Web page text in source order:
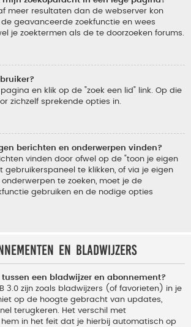
meer resultaten dan de webserver kon
geavanceerde zoekfunctie en wees
je zoektermen als de te doorzoeken forums.
en klik op de "zoek een lid" link. Op die
zichzelf sprekende opties in.
berichten en onderwerpen vinden?
vinden door ofwel op de "toon je eigen
gebruikerspaneel te klikken, of via je eigen
te zoeken, moet je de
gebruiken en de nodige opties
en bladwijzers
een bladwijzer en abonnement?
3.0 zijn zoals bladwijzers (of favorieten) in je
op de hoogte gebracht van updates,
terugkeren. Het verschil met
in het feit dat je hierbij automatisch op